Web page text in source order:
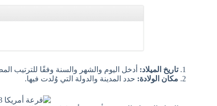
تاريخ الميلاد: أدخل اليوم والشهر والسنة وفقًا للترتيب
مكان الولادة: حدد المدينة والدولة التي وُلدت فيها.